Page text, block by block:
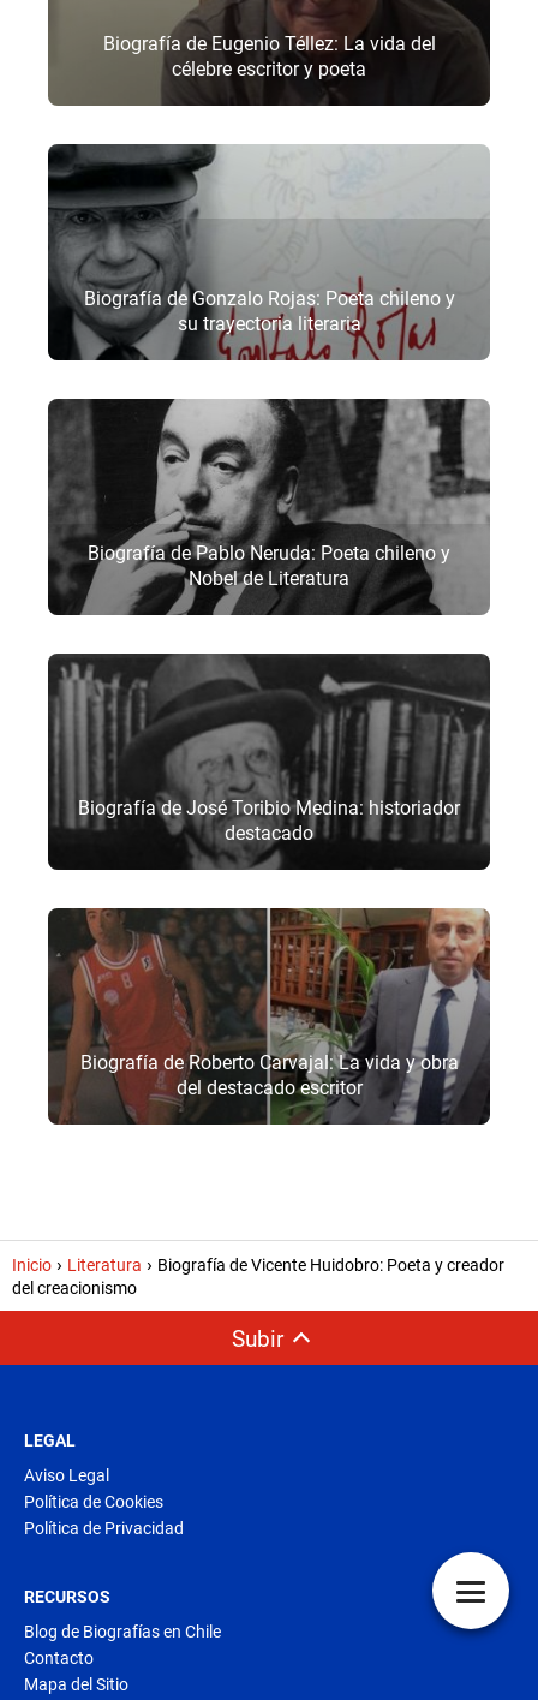
Biografía de Eugenio Téllez: La vida del
célebre escritor y poeta
Biografía de Gonzalo Rojas: Poeta chileno y
su trayectoria literaria
Biografía de Pablo Neruda: Poeta chileno y
Nobel de Literatura
Biografía de José Toribio Medina: historiador
destacado
Biografía de Roberto Carvajal: La vida y obra
del destacado escritor
Inicio Literatura
Biografía de Vicente Huidobro: Poeta y creador
del creacionismo
Subir
LEGAL
Aviso Legal
Política de Cookies
Política de Privacidad
RECURSOS
Blog de Biografías en Chile
Contacto
Mapa del Sitio